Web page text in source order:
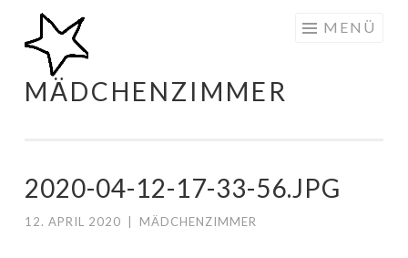
Zum
Inhalt
springen
MÄDCHENZIMMER
MENÜ
2020-04-12-17-33-56.JPG
12. APRIL 2020 MÄDCHENZIMMER